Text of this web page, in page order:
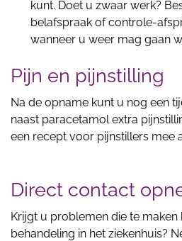
kunt. Doet u zwaar werk?
belafspraak of controle-
wanneer u weer mag gaan
Pijn en pijnstilling
Na de opname kunt u nog een
naast paracetamol extra
een recept voor pijnstillers mee
Direct contact
Krijgt u problemen die te maken
behandeling in het ziekenhuis?